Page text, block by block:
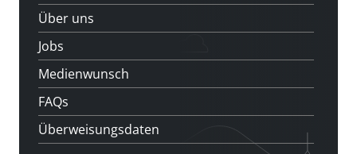
Über uns
Jobs
Medienwunsch
FAQs
Überweisungsdaten